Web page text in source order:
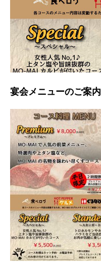
宴会メニューのご案内